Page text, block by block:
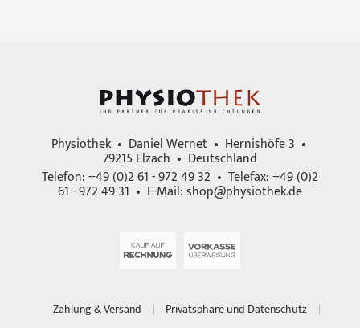
Physiothek • Daniel Wernet • Hernishöfe 3 •
79215 Elzach • Deutschland
Telefon: +49 (0)2 61 - 972 49 32 • Telefax: +49 (0)2
61 - 972 49 31 • E-Mail:shop@physiothek.de
Zahlung & Versand
Privatsphäre und Datenschutz